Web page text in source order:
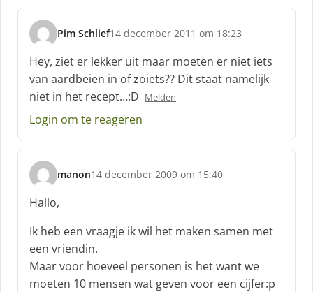
e
f
:
Pim Schlief
s
c
h
r
e
e
:
14 december 2011 om 18:23
Hey, ziet er lekker uit maar moeten er niet iets
van aardbeien in of zoiets?? Dit staat namelijk
niet in het recept…:D Melden
Login om te reageren
manon
s
c
h
r
e
f
:
14 december 2009 om 15:40
Hallo,
Ik heb een vraagje ik wil het maken samen met
een vriendin.
Maar voor hoeveel personen is het want we
moeten 10 mensen wat geven voor een cijfer:p